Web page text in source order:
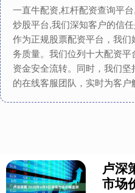
一直牛配资,杠杆配资查询平
炒股平台,我们深知客户的信
作为正规股票配资平台，我
务质量。我们位列十大配资
资金安全流转。同时，我们
的在线客服团队，实时为客户
卢深
市场